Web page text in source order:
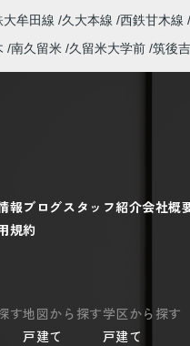
大牟田線 久大本線 西鉄甘木線
南久留米 久留米大学前 筑後
報ブログスタッフ紹介会社概
規約
す地図から探す
戸建て
学区から探す
戸建て